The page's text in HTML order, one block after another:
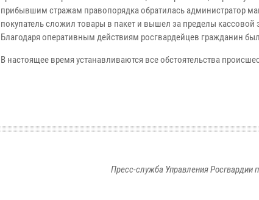
прибывшим стражам правопорядка обратилась администратор
покупатель сложил товары в пакет и вышел за пределы кассовой
Благодаря оперативным действиям росгвардейцев гражданин
В настоящее время устанавливаются все обстоятельства
Пресс-служба Управления Росгвардии